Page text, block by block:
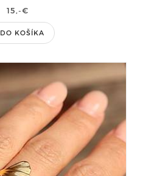
15,-€
DO KOŠÍKA